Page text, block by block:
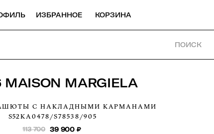
ИЗБРАННОЕ КОРЗИНА
ПОИСК
MAISON MARGIELA
С НАКЛАДНЫМИ КАРМАНАМИ
S52KA0478/S78538/905
113 700 39 900₽